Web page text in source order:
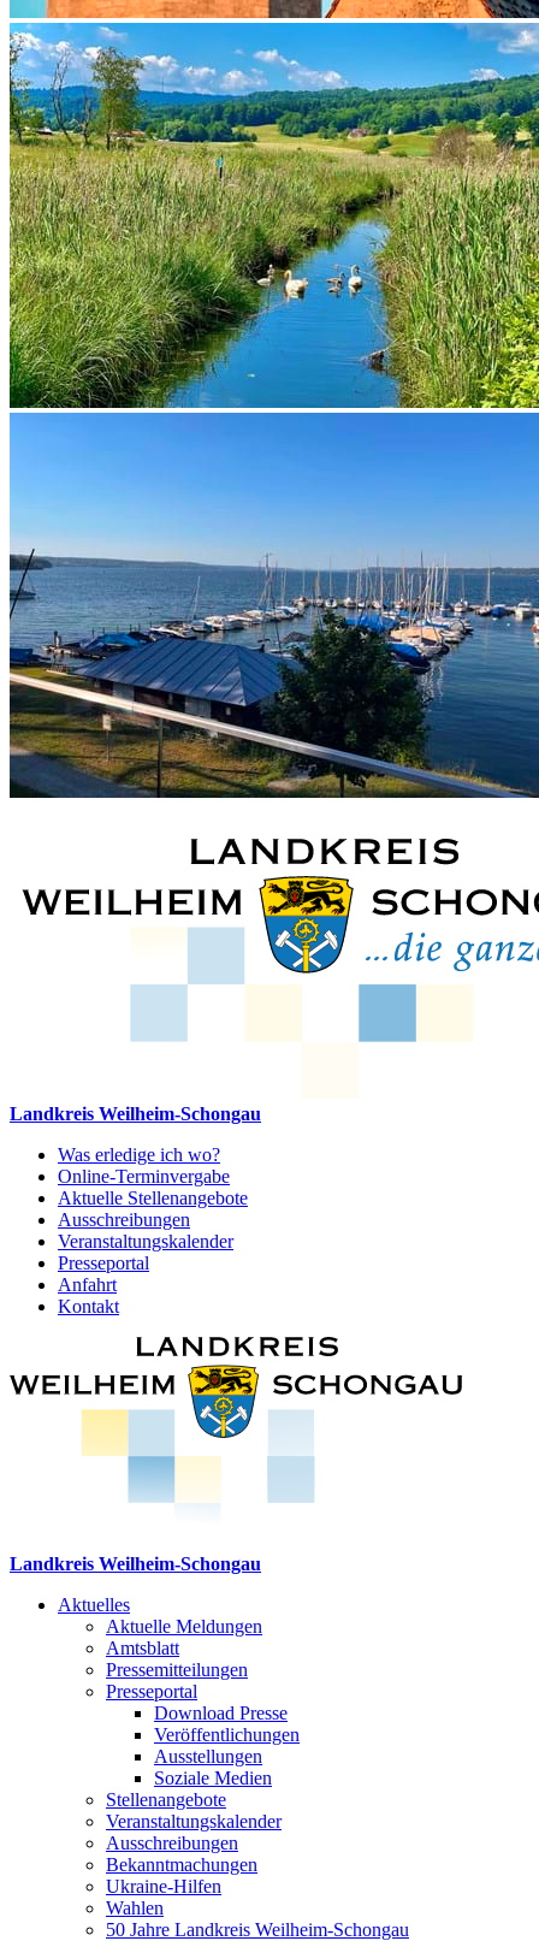
Landkreis Weilheim-Schongau
Was erledige ich wo?
Online-Terminvergabe
Aktuelle Stellenangebote
Ausschreibungen
Veranstaltungskalender
Presseportal
Anfahrt
Kontakt
Landkreis Weilheim-Schongau
Aktuelles
Aktuelle Meldungen
Amtsblatt
Pressemitteilungen
Presseportal
Download Presse
Veröffentlichungen
Ausstellungen
Soziale Medien
Stellenangebote
Veranstaltungskalender
Ausschreibungen
Bekanntmachungen
Ukraine-Hilfen
Wahlen
50 Jahre Landkreis Weilheim-Schongau